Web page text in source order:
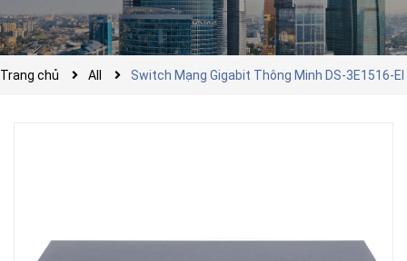
Trang chủ All Switch Mạng Gigabit Thông Minh DS-3E1516-EI